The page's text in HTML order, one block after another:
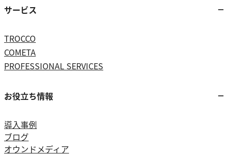
サービス
TROCCO
COMETA
PROFESSIONAL SERVICES
お役立ち情報
導入事例
ブログ
オウンドメディア